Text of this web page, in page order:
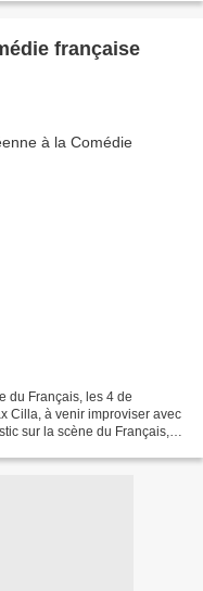
française
du Français, les 4 de
Cilla, à venir improviser avec
sur la scène du Français,